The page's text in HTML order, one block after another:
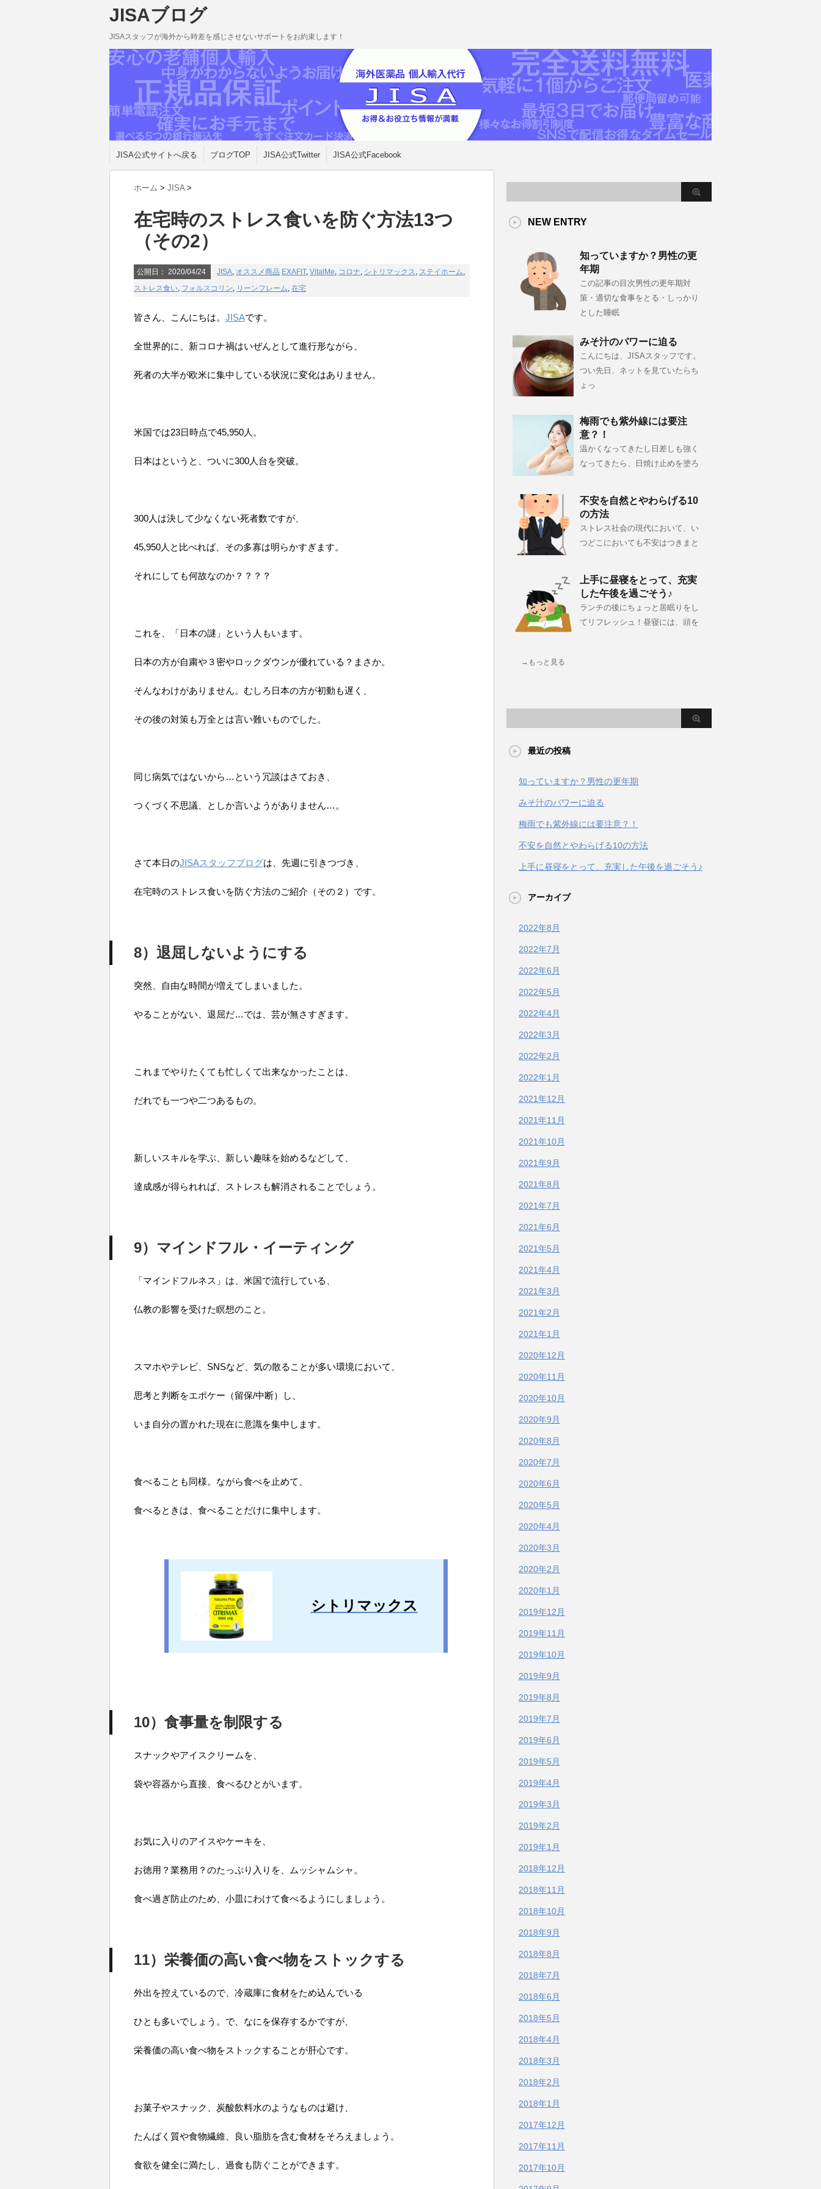
JISAブログ
JISAスタッフが海外から時差を感じさせないサポートをお約束します！
JISA公式サイトへ戻る ブログTOP JISA公式Twitter JISA公式Facebook
ホーム > JISA >
在宅時のストレス食いを防ぐ方法13つ
（その2）
公開日： 2020/04/24 JISA, オススメ商品 EXAFIT, VitalMe, コロナ, シトリマックス, ステイホーム,
ストレス食い, フォルスコリン, リーンフレーム, 在宅
皆さん、こんにちは。 JISAです。
全世界的に、新コロナ禍はいぜんとして進行形ながら、
死者の大半が欧米に集中している状況に変化はありません。
米国では23日時点で45,950人。
日本はというと、ついに300人台を突破。
300人は決して少なくない死者数ですが、
45,950人と比べれば、その多寡は明らかすぎます。
それにしても何故なのか？？？？
これを、「日本の謎」という人もいます。
日本の方が自粛や３密やロックダウンが優れている？まさか。
そんなわけがありません。むしろ日本の方が初動も遅く、
その後の対策も万全とは言い難いものでした。
同じ病気ではないから…という冗談はさておき、
つくづく不思議、としか言いようがありません…。
さて本日のJISAスタッフブログは、先週に引きつづき、
在宅時のストレス食いを防ぐ方法のご紹介（その２）です。
8）退屈しないようにする
突然、自由な時間が増えてしまいました。
やることがない、退屈だ…では、芸が無さすぎます。
これまでやりたくても忙しくて出来なかったことは、
だれでも一つや二つあるもの。
新しいスキルを学ぶ、新しい趣味を始めるなどして、
達成感が得られれば、ストレスも解消されることでしょう。
9）マインドフル・イーティング
「マインドフルネス」は、米国で流行している、
仏教の影響を受けた瞑想のこと。
スマホやテレビ、SNSなど、気の散ることが多い環境において、
思考と判断をエポケー（留保/中断）し、
いま自分の置かれた現在に意識を集中します。
食べることも同様。ながら食べを止めて、
食べるときは、食べることだけに集中します。
シトリマックス
10）食事量を制限する
スナックやアイスクリームを、
袋や容器から直接、食べるひとがいます。
お気に入りのアイスやケーキを、
お徳用？業務用？のたっぷり入りを、ムッシャムシャ。
食べ過ぎ防止のため、小皿にわけて食べるようにしましょう。
11）栄養価の高い食べ物をストックする
外出を控えているので、冷蔵庫に食材をため込んでいる
ひとも多いでしょう。で、なにを保存するかですが、
栄養価の高い食べ物をストックすることが肝心です。
お菓子やスナック、炭酸飲料水のようなものは避け、
たんぱく質や食物繊維、良い脂肪を含む食材をそろえましょう。
食欲を健全に満たし、過食も防ぐことができます。
NEW ENTRY
知っていますか？男性の更
年期
この記事の目次男性の更年期対
策・適切な食事をとる・しっかり
とした睡眠
みそ汁のパワーに迫る
こんにちは、JISAスタッフです。
つい先日、ネットを見ていたらち
ょっ
梅雨でも紫外線には要注
意？！
温かくなってきたし日差しも強く
なってきたら、日焼け止めを塗ろ
不安を自然とやわらげる10
の方法
ストレス社会の現代において、い
つどこにおいても不安はつきまと
上手に昼寝をとって、充実
した午後を過ごそう♪
ランチの後にちょっと居眠りをし
てリフレッシュ！昼寝には、頭を
→もっと見る
最近の投稿
知っていますか？男性の更年期
みそ汁のパワーに迫る
梅雨でも紫外線には要注意？！
不安を自然とやわらげる10の方法
上手に昼寝をとって、充実した午後を過ごそう♪
アーカイブ
2022年8月
2022年7月
2022年6月
2022年5月
2022年4月
2022年3月
2022年2月
2022年1月
2021年12月
2021年11月
2021年10月
2021年9月
2021年8月
2021年7月
2021年6月
2021年5月
2021年4月
2021年3月
2021年2月
2021年1月
2020年12月
2020年11月
2020年10月
2020年9月
2020年8月
2020年7月
2020年6月
2020年5月
2020年4月
2020年3月
2020年2月
2020年1月
2019年12月
2019年11月
2019年10月
2019年9月
2019年8月
2019年7月
2019年6月
2019年5月
2019年4月
2019年3月
2019年2月
2019年1月
2018年12月
2018年11月
2018年10月
2018年9月
2018年8月
2018年7月
2018年6月
2018年5月
2018年4月
2018年3月
2018年2月
2018年1月
2017年12月
2017年11月
2017年10月